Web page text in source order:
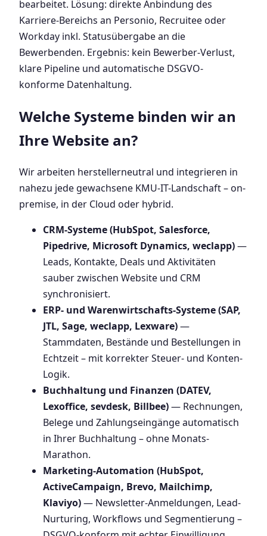
bearbeitet. Lösung: direkte Anbindung des
Karriere-Bereichs an Personio, Recruitee oder
Workday inkl. Statusübergabe an die
Bewerbenden. Ergebnis: kein Bewerber-Verlust,
klare Pipeline und automatische DSGVO-
konforme Datenhaltung.
Welche Systeme binden wir an
Ihre Website an?
Wir arbeiten herstellerneutral und integrieren in
nahezu jede gewachsene KMU-IT-Landschaft – on-
premise, in der Cloud oder hybrid.
CRM-Systeme (HubSpot, Salesforce,
Pipedrive, Microsoft Dynamics, weclapp)—
Leads, Kontakte, Deals und Aktivitäten
sauber zwischen Website und CRM
synchronisiert.
ERP- und Warenwirtschafts-Systeme (SAP,
JTL, Sage, weclapp, Lexware)—
Stammdaten, Bestände und Bestellungen in
Echtzeit – mit korrekter Steuer- und Konten-
Logik.
Buchhaltung und Finanzen (DATEV,
Lexoffice, sevdesk, Billbee)— Rechnungen,
Belege und Zahlungseingänge automatisch
in Ihrer Buchhaltung – ohne Monats-
Marathon.
Marketing-Automation (HubSpot,
ActiveCampaign, Brevo, Mailchimp,
Klaviyo)— Newsletter-Anmeldungen, Lead-
Nurturing, Workflows und Segmentierung –